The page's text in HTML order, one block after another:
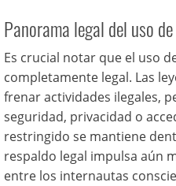
Panorama legal del uso
Es crucial notar que el uso
completamente legal. Las
frenar actividades ilegales,
seguridad, privacidad o
restringido se mantiene
respaldo legal impulsa aún
entre los internautas